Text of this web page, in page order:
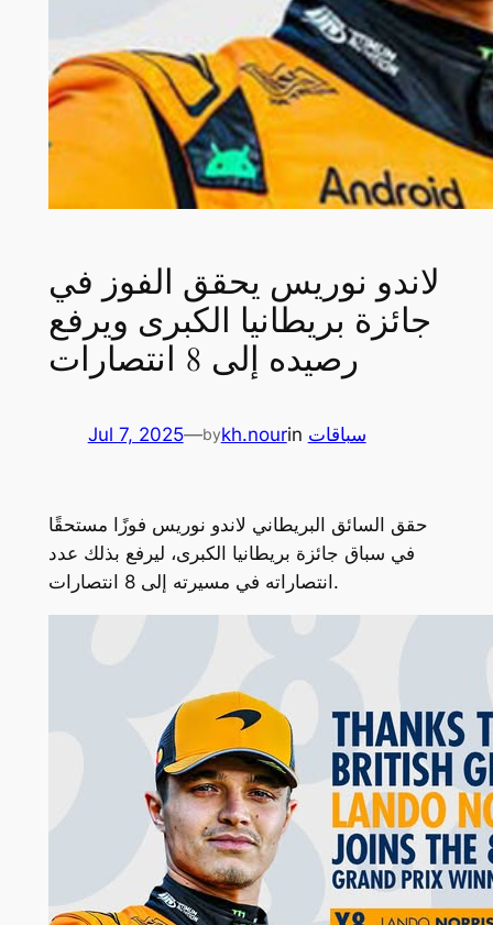
لاندو نوريس يحقق الفوز في
جائزة بريطانيا الكبرى ويرفع
رصيده إلى 8 انتصارات
Jul 7, 2025—bykh.nourin سباقات
حقق السائق البريطاني لاندو نوريس فوزًا مستحقًا
في سباق جائزة بريطانيا الكبرى، ليرفع بذلك عدد
انتصاراته في مسيرته إلى 8 انتصارات.